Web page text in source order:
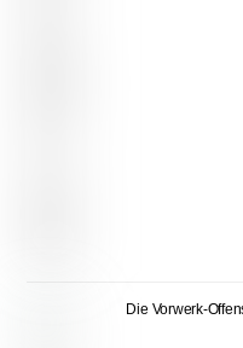
Die Vorwerk-